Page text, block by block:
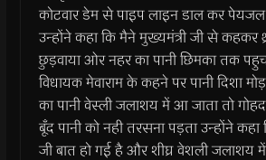
कोटवार डेम से पाइप लाइन डाल कर पेयजल
उन्होंने कहा कि मैने मुख्यमंत्री जी से कहकर
छुड़वाया ओर नहर का पानी छिमका तक
विधायक मेवाराम के कहने पर पानी दिशा
का पानी वेस्ली जलाशय में आ जाता तो
बूँद पानी को नही तरसना पड़ता उन्होंने कहा
जी बात हो गई है और शीघ्र वेशली जलाशय